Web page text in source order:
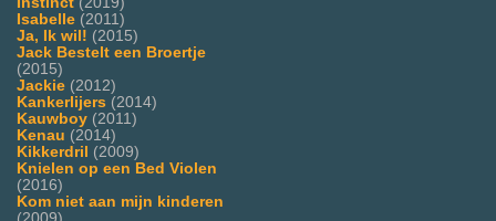
Isabelle (2011)
Ja, Ik wil! (2015)
Jack Bestelt een Broertje
(2015)
Jackie (2012)
Kankerlijers (2014)
Kauwboy (2011)
Kenau (2014)
Kikkerdril (2009)
Knielen op een Bed Violen
(2016)
Kom niet aan mijn kinderen